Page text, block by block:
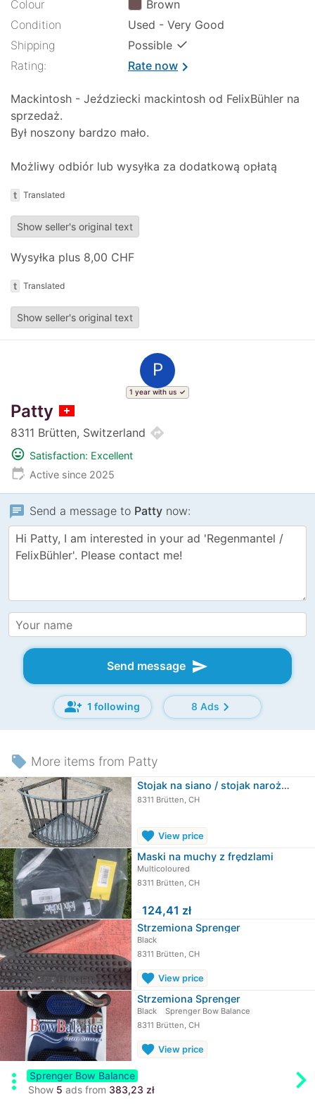
Colour
Brown
Condition
Used - Very Good
Shipping
Possible ✓
Rating: Rate nowchevron_right
Mackintosh - Jeździecki mackintosh od FelixBühler na
sprzedaż.
Był noszony bardzo mało.
Możliwy odbiór lub wysyłka za dodatkową opłatą
t Translated
Show seller's original text
Wysyłka plus 8,00 CHF
t Translated
Show seller's original text
P
1 year with us
Patty
8311 Brütten, Switzerland directions
mood Satisfaction: Excellent
edit_calendar Active since 2025
chat Send a message to Patty now:
Send message send
group_add 1 following 8 Adschevron_right
local_offer More items from Patty
Stojak na siano / stojak narożny (mamut)
8311 Brütten, CH
favorite View price
Maski na muchy z frędzlami
Multicoloured
8311 Brütten, CH
124,41 zł
Strzemiona Sprenger
Black
8311 Brütten, CH
favorite View price
Strzemiona Sprenger
Black
Sprenger Bow Balance
8311 Brütten, CH
favorite View price
more_vert
Sprenger Bow Balance
Show 5 ads from 383,23 zł